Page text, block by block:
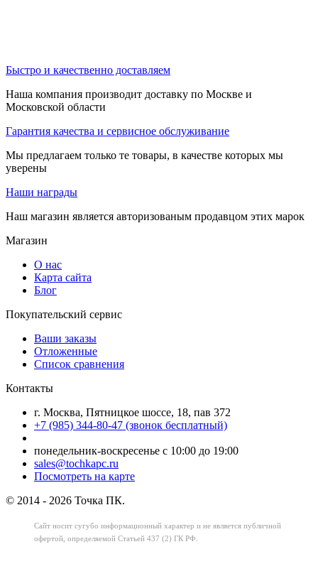
Быстро и качественно доставляем
Наша компания производит доставку по Москве и
Московской области
Гарантия качества и сервисное обслуживание
Мы предлагаем только те товары, в качестве которых мы
уверены
Наши награды
Наш магазин является авторизованым продавцом этих марок
Магазин
О нас
Карта сайта
Блог
Покупательский сервис
Ваши заказы
Отложенные
Список сравнения
Контакты
г. Москва, Пятницкое шоссе, 18, пав 372
+7 (985) 344-80-47 (звонок бесплатный)
понедельник-воскресенье с 10:00 до 19:00
sales@tochkapc.ru
Посмотреть на карте
© 2014 - 2026 Точка ПК.
Сайт носит сугубо информационный характер и не является публичной
офертой, определяемой Статьей 437 (2) ГК РФ.